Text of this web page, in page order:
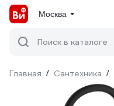
Москва
Поиск в каталоге
Главная / Сантехника /